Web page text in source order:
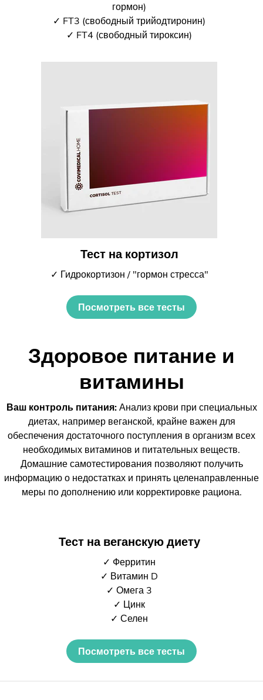
гормон)
✓ FT3 (свободный трийодтиронин)
✓ FT4 (свободный тироксин)
Тест на кортизол
✓ Гидрокортизон / "гормон стресса"
Посмотреть все тесты
Здоровое питание и
витамины
Ваш контроль питания:Анализ крови при специальных
диетах, например веганской, крайне важен для
обеспечения достаточного поступления в организм всех
необходимых витаминов и питательных веществ.
Домашние самотестирования позволяют получить
информацию о недостатках и принять целенаправленные
меры по дополнению или корректировке рациона.
Тест на веганскую диету
✓ Ферритин
✓ Витамин D
✓ Омега 3
✓ Цинк
✓ Селен
Посмотреть все тесты